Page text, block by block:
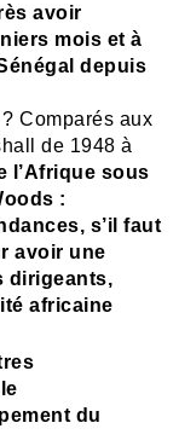
avoir
mois et à
depuis
Comparés aux
de 1948 à
l’Afrique sous
:
s’il faut
avoir une
dirigeants,
africaine
du